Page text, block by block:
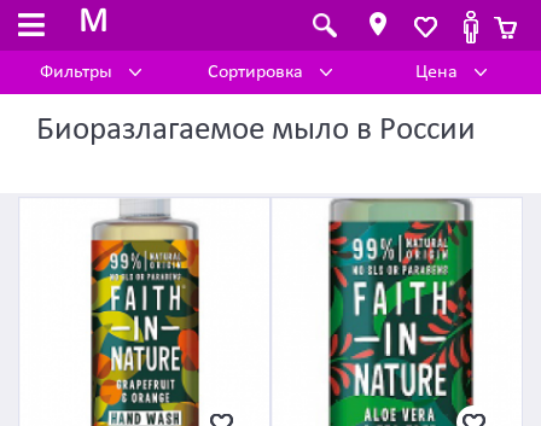
M
Фильтры Сортировка Цена
Биоразлагаемое мыло в России